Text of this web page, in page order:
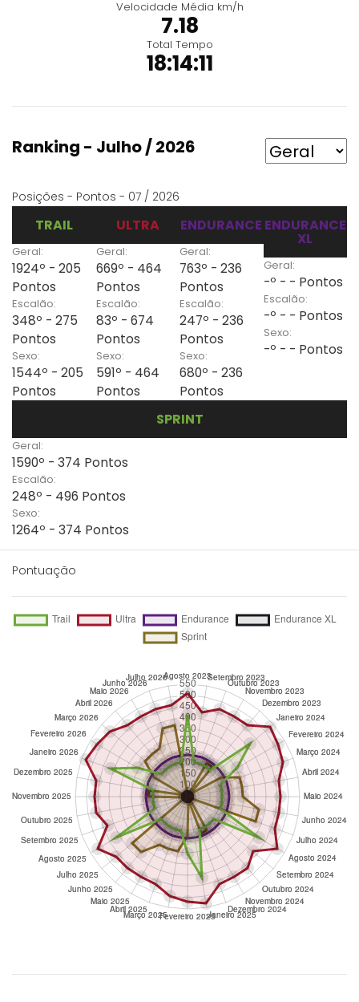
Velocidade Média km/h
7.18
Total Tempo
18:14:11
Ranking - Julho / 2026
Posições - Pontos - 07 / 2026
TRAIL
Geral:
1924º - 205
Pontos
Escalão:
348º - 275
Pontos
Sexo:
1544º - 205
Pontos
ULTRA
Geral:
669º - 464
Pontos
Escalão:
83º - 674
Pontos
Sexo:
591º - 464
Pontos
ENDURANCE
Geral:
763º - 236
Pontos
Escalão:
247º - 236
Pontos
Sexo:
680º - 236
Pontos
ENDURANCE
XL
Geral:
-º - - Pontos
Escalão:
-º - - Pontos
Sexo:
-º - - Pontos
SPRINT
Geral:
1590º - 374 Pontos
Escalão:
248º - 496 Pontos
Sexo:
1264º - 374 Pontos
Pontuação